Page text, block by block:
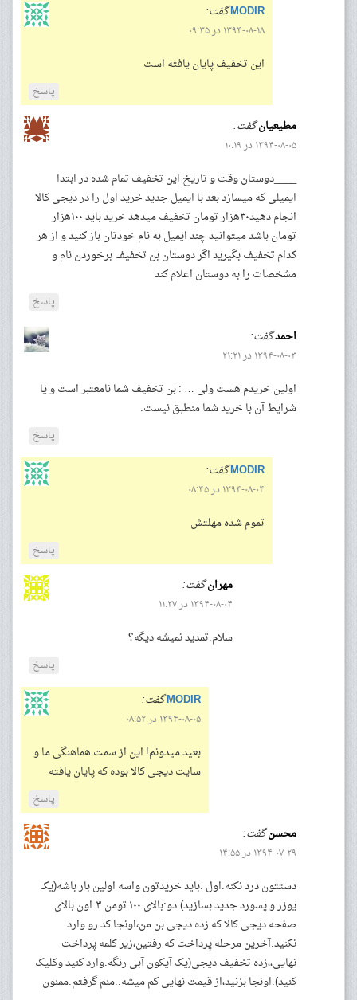
MODIRگفت:
۱۳۹۴-۰۸-۱۸ در ۰۹:۳۵
این تخفیف پایان یافته است
پاسخ
مطیعیانگفت:
۱۳۹۴-۰۸-۰۵ در ۱۰:۱۹
____دوستان وقت و تاریخ این تخفیف تمام شده در ابتدا
ایمیلی که میسازد بعد با ایمیل جدید خرید اول را در دیجی کالا
انجام دهید۳۰هزار تومان تخفیف میدهد خرید باید ۱۰۰هزار
تومان باشد میتوانید چند ایمیل به نام خودتان باز کنید و از هر
کدام تخفیف بگیرید اگر دوستان بن تخفیف برخوردن نام و
مشخصات را به دوستان اعلام کند
پاسخ
احمدگفت:
۱۳۹۴-۰۸-۰۳ در ۲۱:۲۱
اولین خریدم هست ولی … : بن تخفیف شما نامعتبر است و یا
شرایط آن با خرید شما منطبق نیست.
پاسخ
MODIRگفت:
۱۳۹۴-۰۸-۰۴ در ۰۸:۴۵
تموم شده مهلتش
پاسخ
مهرانگفت:
۱۳۹۴-۰۸-۰۴ در ۱۱:۲۷
سلام.تمدید نمیشه دیگه؟
پاسخ
MODIRگفت:
۱۳۹۴-۰۸-۰۵ در ۰۸:۵۲
بعید میدونم! این از سمت هماهنگی ما و
سایت دیجی کالا بوده که پایان یافته
پاسخ
محسنگفت:
۱۳۹۴-۰۷-۲۹ در ۱۴:۵۵
دستتون درد نکنه.اول :باید خریدتون واسه اولین بار باشه(یک
یوزر و پسورد جدید بسازید).دو:بالای ۱۰۰ تومن.۳.اون بالای
صفحه دیجی کالا که زده دیجی بن من،اونجا کد رو وارد
نکنید.آخرین مرحله پرداخت که رفتین،زیر کلمه پرداخت
نهایی،،زده تخفیف دیجی(یک آیکون آبی رنگه.وارد کنید وکلیک
کنید).اونجا بزنید،از قیمت نهایی کم میشه..منم گرفتم.ممنون